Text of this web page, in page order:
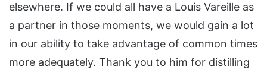
elsewhere. If we could all have a Louis Vareille as
a partner in those moments, we would gain a lot
in our ability to take advantage of common times
more adequately. Thank you to him for distilling